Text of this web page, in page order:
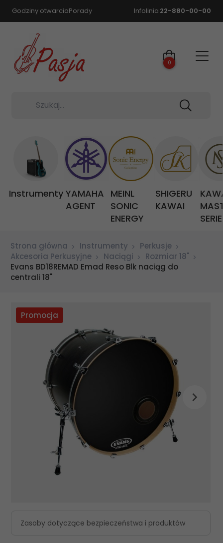
Godziny otwarciaPorady Infolinia 22-880-00-00
Szukaj...
0
Instrumenty YAMAHA
AGENT
MEINL
SONIC
ENERGY
SHIGERU
KAWAI
Strona główna Instrumenty
Perkusje
Akcesoria Perkusyjne
Naciągi
Rozmiar 18"
Evans BD18REMAD Emad Reso Blk naciąg do
centrali 18"
Promocja
Zasoby dotyczące bezpieczeństwa i produktów